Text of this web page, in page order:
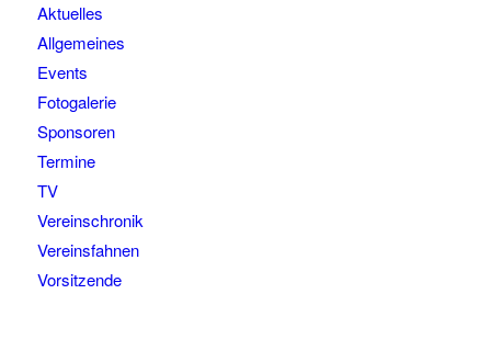
Aktuelles
Allgemeines
Events
Fotogalerie
Sponsoren
Termine
TV
Vereinschronik
Vereinsfahnen
Vorsitzende